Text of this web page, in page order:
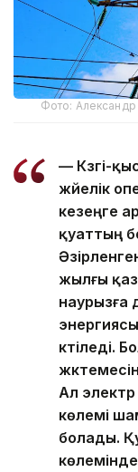
Фото:
— Күзгі-
жүйелік
кезеңге
қуаттың
жылғы
наурызға
күтіледі.
Ал
көлемі
болады.